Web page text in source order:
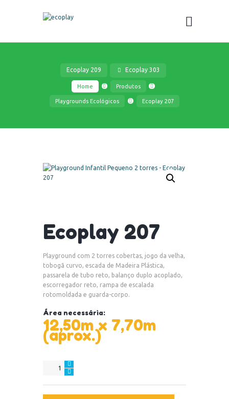
Ecoplay 209 Ecoplay 303
Home Produtos
Playgrounds Ecológicos Ecoplay 207
Ecoplay 207
Playground com 2 torres cobertas, jogo da velha,
tobogã curvo, escada de Madeira Plástica,
passarela de tubo reto, balanço duplo acoplado,
escorregador reto, rampa de escalada
rotomoldada e guarda-corpo.
Área necessária:
12,50m x 7,70m
(aprox.)
Ecoplay
quantidade